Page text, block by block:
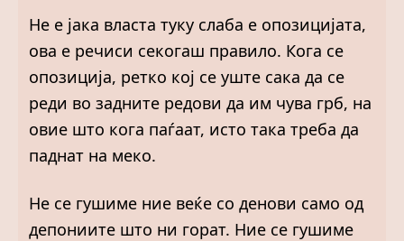
Не е јака власта туку слаба е опозицијата,
ова е речиси секогаш правило. Кога се
опозиција, ретко кој се уште сака да се
реди во задните редови да им чува грб, на
овие што кога паѓаат, исто така треба да
паднат на меко.
Не се гушиме ние веќе со денови само од
депониите што ни горат. Ние се гушиме